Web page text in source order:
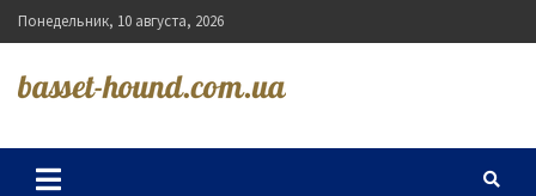
Skip
to
Понедельник, 10 августа, 2026
basset-hound.com.ua